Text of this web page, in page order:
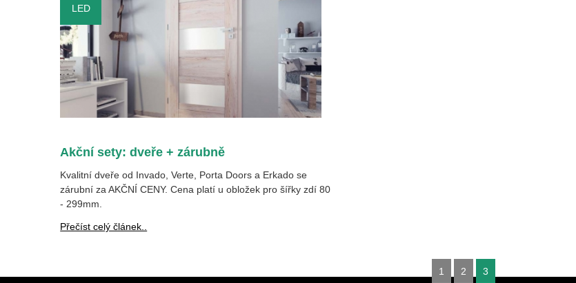
LED
Akční sety: dveře + zárubně
Kvalitní dveře od Invado, Verte, Porta Doors a Erkado se
zárubní za AKČNÍ CENY. Cena platí u obložek pro šířky zdí 80
- 299mm.
Přečíst celý článek..
1 2 3